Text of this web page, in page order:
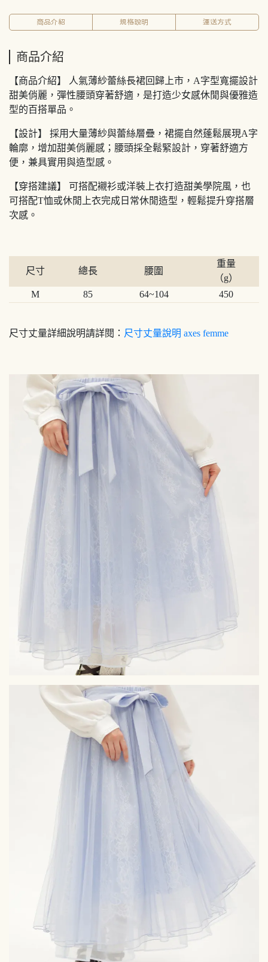
商品介紹 規格說明 運送方式
商品介紹
【商品介紹】 人氣薄紗蕾絲長裙回歸上市，A字型寬擺設計
甜美俏麗，彈性腰頭穿著舒適，是打造少女感休閒與優雅造
型的百搭單品。
【設計】 採用大量薄紗與蕾絲層疊，裙擺自然蓬鬆展現A字
輪廓，增加甜美俏麗感；腰頭採全鬆緊設計，穿著舒適方
便，兼具實用與造型感。
【穿搭建議】 可搭配襯衫或洋裝上衣打造甜美學院風，也
可搭配T恤或休閒上衣完成日常休閒造型，輕鬆提升穿搭層
次感。
尺寸 總長 腰圍
重量
（g）
M
85 64~104 450
尺寸丈量詳細說明請詳閱： 尺寸丈量說明 axes femme